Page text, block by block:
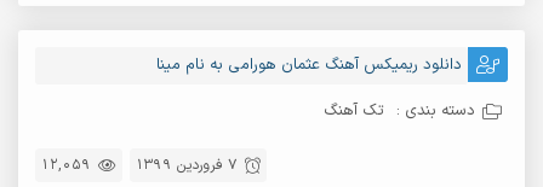
دانلود ریمیکس آهنگ عثمان هورامی به نام مینا
دسته بندی : تک آهنگ
12,059 7 فروردین 1399